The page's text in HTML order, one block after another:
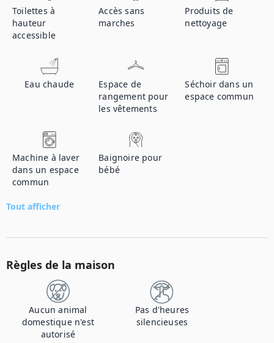
Toilettes à
hauteur
accessible
Accès sans
marches
Produits de
nettoyage
Eau chaude
Espace de
rangement pour
les vêtements
Séchoir dans un
espace commun
Machine à laver
dans un espace
commun
Baignoire pour
bébé
Tout afficher
Règles de la maison
Aucun animal
domestique n'est
autorisé
Pas d'heures
silencieuses